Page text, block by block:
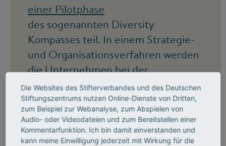
einer Pilotphase
des sogenannten Diversity
Kompasses teil. In einem Strategie-
und Organisationsverfahren werden
die Unternehmen bei der
nachhaltigen Integration und
Professionalisierung ihres Diversity
Managements begleitet.
Die Websites des Stifterverbandes und des Deutschen
Stiftungszentrums nutzen Online-Dienste von Dritten,
zum Beispiel zur Webanalyse, zum Abspielen von
Audio- oder Videodateien und zum Bereitstellen einer
Kommentarfunktion. Ich bin damit einverstanden und
kann meine Einwilligung jederzeit mit Wirkung für die